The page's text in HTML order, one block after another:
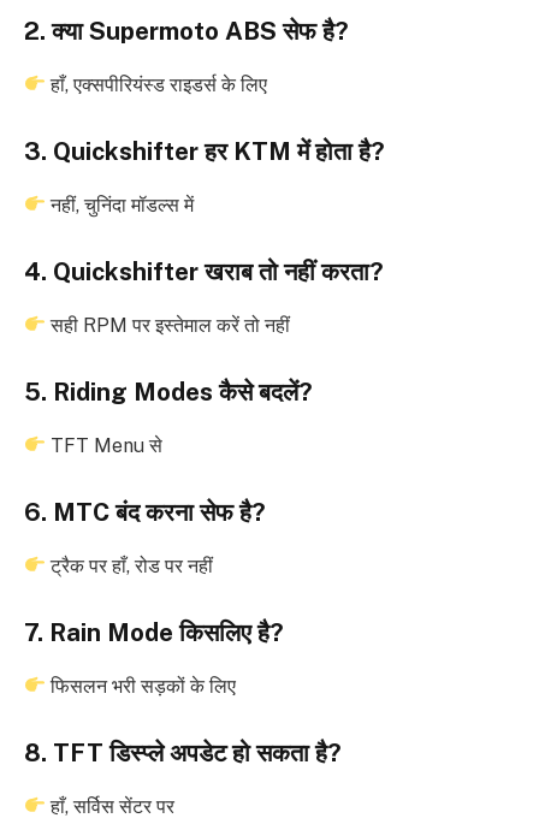
2. क्या Supermoto ABS सेफ है?
हाँ, एक्सपीरियंस्ड राइडर्स के लिए
3. Quickshifter हर KTM में होता है?
नहीं, चुनिंदा मॉडल्स में
4. Quickshifter खराब तो नहीं करता?
सही RPM पर इस्तेमाल करें तो नहीं
5. Riding Modes कैसे बदलें?
TFT Menu से
6. MTC बंद करना सेफ है?
ट्रैक पर हाँ, रोड पर नहीं
7. Rain Mode किसलिए है?
फिसलन भरी सड़कों के लिए
8. TFT डिस्प्ले अपडेट हो सकता है?
हाँ, सर्विस सेंटर पर